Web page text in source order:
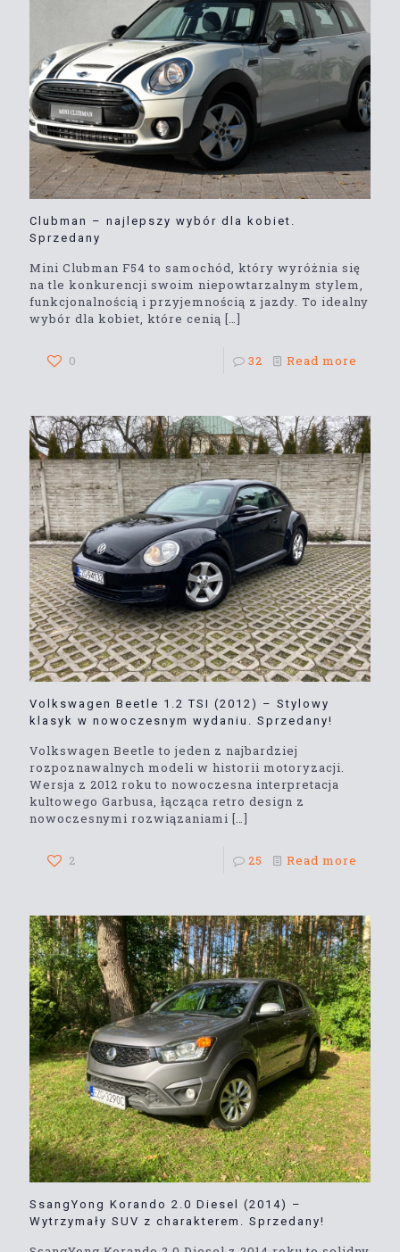
Clubman – najlepszy wybór dla kobiet.
Sprzedany
Mini Clubman F54 to samochód, który wyróżnia się
na tle konkurencji swoim niepowtarzalnym stylem,
funkcjonalnością i przyjemnością z jazdy. To idealny
wybór dla kobiet, które cenią […]
0 32 Read more
Volkswagen Beetle 1.2 TSI (2012) – Stylowy
klasyk w nowoczesnym wydaniu. Sprzedany!
Volkswagen Beetle to jeden z najbardziej
rozpoznawalnych modeli w historii motoryzacji.
Wersja z 2012 roku to nowoczesna interpretacja
kultowego Garbusa, łącząca retro design z
nowoczesnymi rozwiązaniami […]
2 25 Read more
SsangYong Korando 2.0 Diesel (2014) –
Wytrzymały SUV z charakterem. Sprzedany!